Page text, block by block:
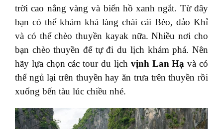
trời cao nắng vàng và biển hồ xanh ngắt. Từ đây
bạn có thể khám khá làng chài cái Bèo, đảo Khỉ
và có thể chèo thuyền kayak nữa. Nhiều nơi cho
bạn chèo thuyền để tự đi du lịch khám phá. Nên
hãy lựa chọn các tour du lịch vịnh Lan Hạvà có
thể ngủ lại trên thuyền hay ăn trưa trên thuyền rồi
xuống bến tàu lúc chiều nhé.